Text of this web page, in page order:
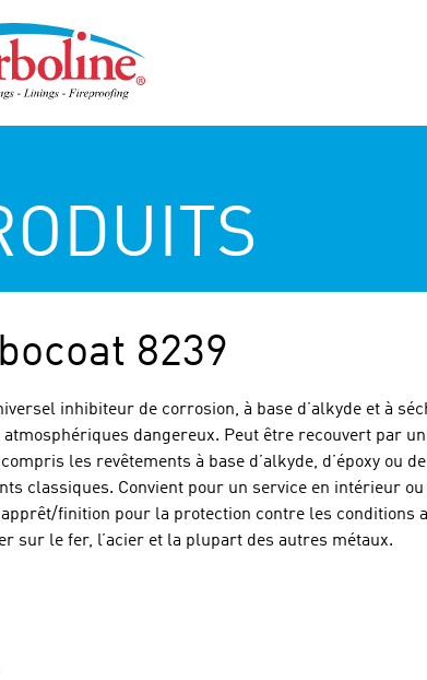
8239
inhibiteur de corrosion, à base d’alkyde et à
dangereux. Peut être recouvert par
les revêtements à base d’alkyde, d’époxy ou
classiques. Convient pour un service en intérieur
finition pour la protection contre les conditions
sur le fer, l’acier et la plupart des autres métaux.